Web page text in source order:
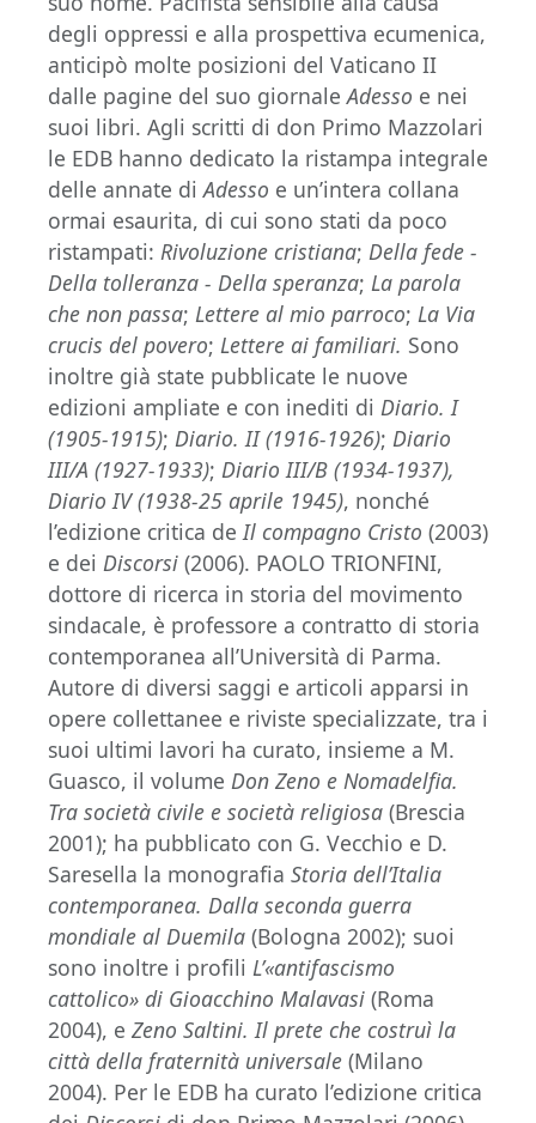
degli oppressi e alla prospettiva ecumenica,
anticipò molte posizioni del Vaticano II
dalle pagine del suo giornaleAdesso e nei
suoi libri. Agli scritti di don Primo Mazzolari
le EDB hanno dedicato la ristampa integrale
delle annate diAdesso e un’intera collana
ormai esaurita, di cui sono stati da poco
ristampati: Rivoluzione cristiana; Della fede -
Della tolleranza - Della speranza; La parola
che non passa; Lettere al mio parroco; La Via
crucis del povero; Lettere ai familiari. Sono
inoltre già state pubblicate le nuove
edizioni ampliate e con inediti di Diario. I
(1905-1915); Diario. II (1916-1926); Diario
III/A (1927-1933); Diario III/B (1934-1937),
Diario IV (1938-25 aprile 1945), nonché
l’edizione critica deIl compagno Cristo (2003)
e dei Discorsi (2006). PAOLO TRIONFINI,
dottore di ricerca in storia del movimento
sindacale, è professore a contratto di storia
contemporanea all’Università di Parma.
Autore di diversi saggi e articoli apparsi in
opere collettanee e riviste specializzate, tra i
suoi ultimi lavori ha curato, insieme a M.
Guasco, il volume Don Zeno e Nomadelfia.
Tra società civile e società religiosa (Brescia
2001); ha pubblicato con G. Vecchio e D.
Saresella la monografia Storia dell’Italia
contemporanea. Dalla seconda guerra
mondiale al Duemila (Bologna 2002); suoi
sono inoltre i profili L’«antifascismo
cattolico» di Gioacchino Malavasi (Roma
2004), e Zeno Saltini. Il prete che costruì la
città della fraternità universale (Milano
2004). Per le EDB ha curato l’edizione critica